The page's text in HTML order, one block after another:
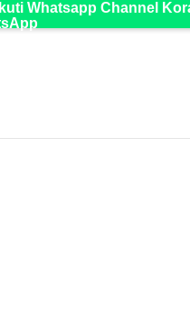
Ikuti Whatsapp Channel